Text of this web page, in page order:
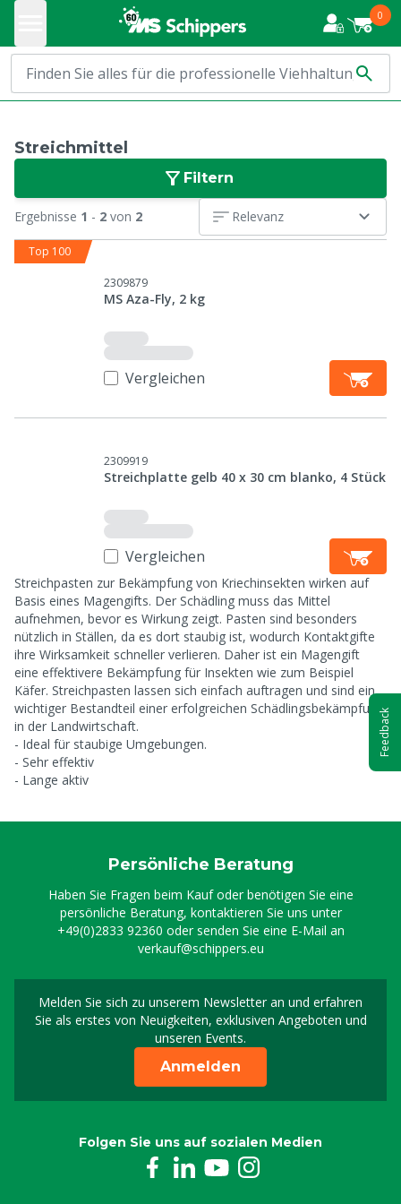
0
Streichmittel
Filtern
Ergebnisse 1 - 2 von 2 Relevanz
Top 100
2309879
MS Aza-Fly, 2 kg
Vergleichen
2309919
Streichplatte gelb 40 x 30 cm blanko, 4 Stück
Vergleichen
Streichpasten zur Bekämpfung von Kriechinsekten wirken auf
Basis eines Magengifts. Der Schädling muss das Mittel
aufnehmen, bevor es Wirkung zeigt. Pasten sind besonders
nützlich in Ställen, da es dort staubig ist, wodurch Kontaktgifte
ihre Wirksamkeit schneller verlieren. Daher ist ein Magengift
eine effektivere Bekämpfung für Insekten wie zum Beispiel
Käfer. Streichpasten lassen sich einfach auftragen und sind ein
wichtiger Bestandteil einer erfolgreichen Schädlingsbekämpfung
in der Landwirtschaft.
- Ideal für staubige Umgebungen.
- Sehr effektiv
- Lange aktiv
Persönliche Beratung
Haben Sie Fragen beim Kauf oder benötigen Sie eine
persönliche Beratung, kontaktieren Sie uns unter
+49(0)2833 92360 oder senden Sie eine E-Mail an
verkauf@schippers.eu
Melden Sie sich zu unserem Newsletter an und erfahren
Sie als erstes von Neuigkeiten, exklusiven Angeboten und
unseren Events.
Melden Sie sich für
Anmelden
Folgen Sie uns auf sozialen Medien
Feedback